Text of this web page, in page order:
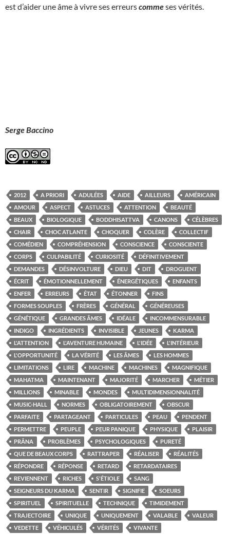
est d’aider une âme à vivre ses erreurscommeses vérités.
Serge Baccino
2012 A PRIORI ADULÉES AIDE AILLEURS
AMÉRICAIN
AMOUR
ASPECT ASTUCES ATTENTION
BEAUTÉ
BEAUX
BIOLOGIQUE BODDHISATTVA CANONS
CÉLÈBRES
CHAIR
CHOC ATLANTE CHOQUER COLÈRE
COLLECTIF
COMÉDIEN
COMPRÉHENSION CONSCIENCE
CONSCIENTE
CORPS
CULPABILITÉ CURIOSITÉ
DÉFINITIVEMENT
DEMANDES
DÉSINVOLTURE DIEU DIT
DROGUENT
ÉCRIT
ÉMOTIONNELLEMENT ÉNERGÉTIQUES
ENFANTS
ENFER
ERREURS ÉTAT ÉTONNER
FINS
FORMES SOUPLES
FRÈRES GÉNÉRAL
GÉNÉREUSES
GÉNÉTIQUE
GRANDES ÂMES IDÉALE
INCOMMENSURABLE
INDIGO
INGRÉDIENTS INVISIBLE JEUNES
KARMA
L'ATTENTION
L'AVENTURE HUMAINE L'IDÉE
L'INTÉRIEUR
L'OPPORTUNITÉ
LA VÉRITÉ LES ÂMES
LES HOMMES
LIMITATIONS
LIRE MACHINE MACHINES
MAGNIFIQUE
MAHATMA
MAINTENANT MAJORITÉ MARCHER
MÉTIER
MILLIONS
MINABLE MONDES
MULTIDIMENSIONNALITÉ
MUSIC-HALL
NORMES OBLIGATOIREMENT
OBSCUR
PARFAITE
PARTAGEANT PARTICULES PEAU
PENDENT
PERMETTRE
PEUPLE PEUR PANIQUE PHYSIQUE
PLAISIR
PRÂNA
PROBLÈMES PSYCHOLOGIQUES
PURETÉ
QUE DE BEAUX CORPS
RATTRAPER RÉALISER
RÉALITÉS
RÉPONDRE
RÉPONSE RETARD
RETARDATAIRES
REVIENNENT
RICHES S'ÉTIOLE
SANG
SEIGNEURS DU KARMA
SENTIR SIGNIFIE
SOEURS
SPIRITUEL
SPIRITUELLE TECHNIQUE
TIMIDEMENT
TRAJECTOIRE
UNIQUE UNIQUEMENT VALABLE
VALEUR
VEDETTE
VÉHICULÉS VÉRITÉS VIVANTE